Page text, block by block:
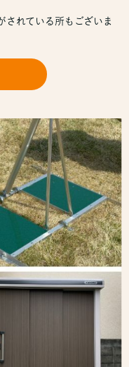
されている所もございま